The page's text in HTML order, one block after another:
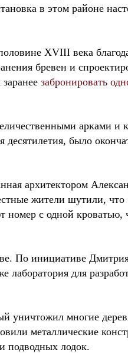
в этом районе
XVIII века
бревен и
забронировать
арками и
было
архитектором
жители шутили, что
номер с одной кроватью,
По инициативе
для
уничтожил многие
металлические
подводных лодок.